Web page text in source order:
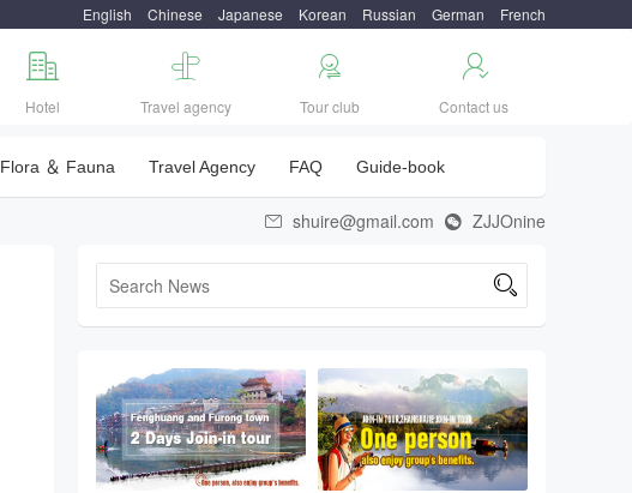
English Chinese Japanese Korean Russian German French

Hotel

Travel agency

Tour club

Contact us
Flora ＆ Fauna Travel Agency FAQ Guide-book
 shuire@gmail.com  ZJJOnine
